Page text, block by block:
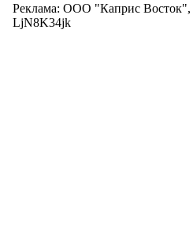
Реклама: ООО "Каприс
LjN8K34jk